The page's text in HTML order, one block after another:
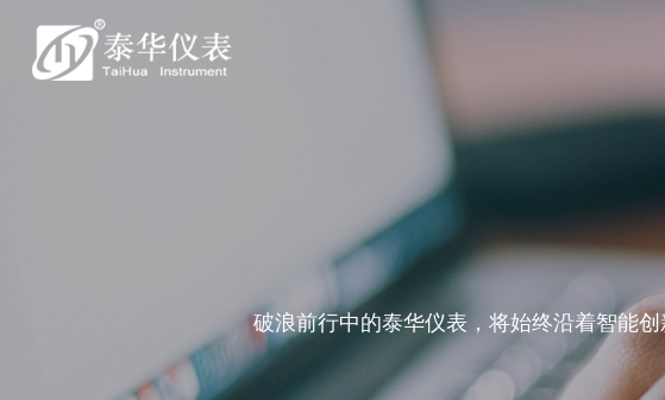
破浪前行中的泰华仪表，将始终沿着智能